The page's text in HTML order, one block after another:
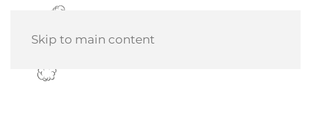
Skip to main content